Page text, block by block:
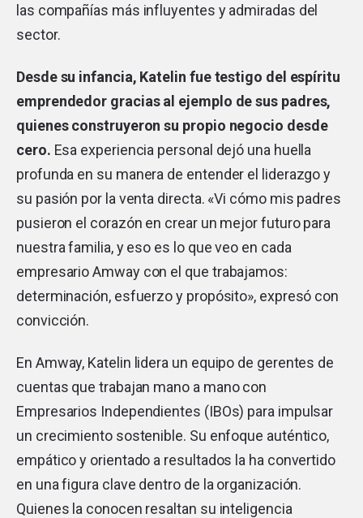
las compañías más influyentes y admiradas del
sector.
Desde su infancia, Katelin fue testigo del espíritu
emprendedor gracias al ejemplo de sus padres,
quienes construyeron su propio negocio desde
cero. Esa experiencia personal dejó una huella
profunda en su manera de entender el liderazgo y
su pasión por la venta directa. «Vi cómo mis padres
pusieron el corazón en crear un mejor futuro para
nuestra familia, y eso es lo que veo en cada
empresario Amway con el que trabajamos:
determinación, esfuerzo y propósito», expresó con
convicción.
En Amway, Katelin lidera un equipo de gerentes de
cuentas que trabajan mano a mano con
Empresarios Independientes (IBOs) para impulsar
un crecimiento sostenible. Su enfoque auténtico,
empático y orientado a resultados la ha convertido
en una figura clave dentro de la organización.
Quienes la conocen resaltan su inteligencia